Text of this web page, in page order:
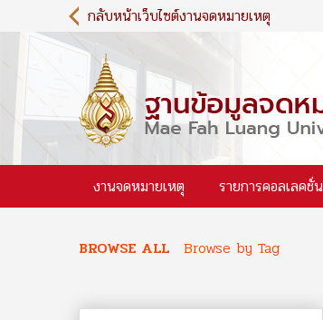
i
c
กลับหน้าเว็บไซต์งานจดหมายเหตุ
งานจดหมายเหตุ รายการคอลเลคชั่น
BROWSE ALL Browse by Tag